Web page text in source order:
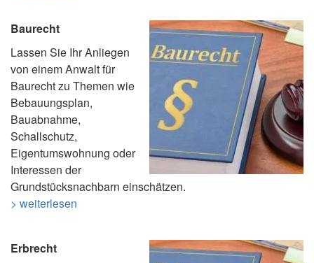
Baurecht
Lassen Sie Ihr Anliegen
von einem Anwalt für
Baurecht zu Themen wie
Bebauungsplan,
Bauabnahme,
Schallschutz,
Eigentumswohnung oder
Interessen der
Grundstücksnachbarn einschätzen.
> weiterlesen
Erbrecht